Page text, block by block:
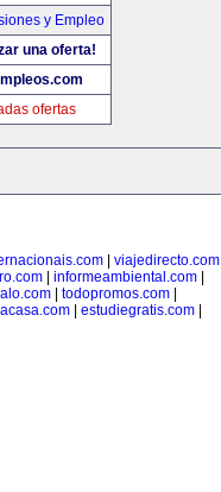
y Empleo
una oferta!
ofertas
viajedirecto.com
| informeambiental.com|
todopromos.com
| estudiegratis.com|